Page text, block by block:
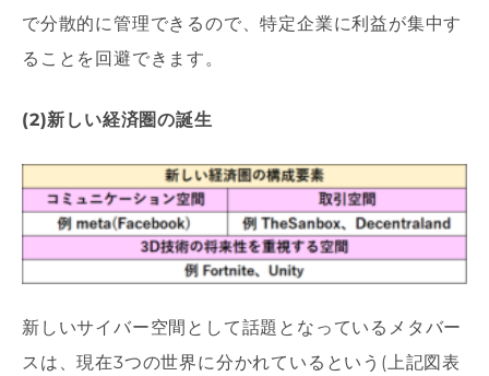
で分散的に管理できるので、特定企業に利益が集中す
ることを回避できます。
(2)新しい経済圏の誕生
新しいサイバー空間として話題となっているメタバー
スは、現在3つの世界に分かれているという(上記図表